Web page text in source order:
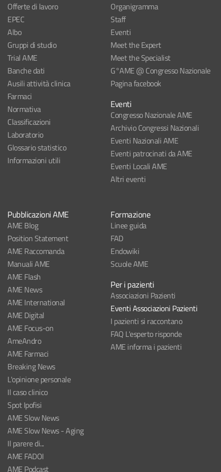
Offerte di lavoro
EPEC
Albo
Gruppi di studio
Trial AME
Banche dati
Ausili attività clinica
Farmaci
Normativa
Classificazioni
Laboratorio
Glossario statistico
Informazioni utili
Organigramma
Staff
Eventi
Meet the Expert
Meet the Specialist
G°AME @ Congresso Nazionale
Pagina facebook
Eventi
Congresso Nazionale AME
Archivio Congressi Nazionali
Eventi Nazionali AME
Eventi patrocinati da AME
Eventi Locali AME
Altri eventi
Pubblicazioni AME
AME Blog
Position Statement
AME Raccomanda
Manuali AME
AME Flash
AME News
AME International
AME Digital
AME Focus-on
AmeAndro
AME Farmaci
Breaking News
L'opinione personale
Il caso clinico
Spot Ipofisi
AME Slow News
AME Slow News - Aging
Il parere di...
AME FADOI
AME Podcast
Formazione
Linee guida
FAD
Endowiki
Scuole AME
Per i pazienti
Associazioni Pazienti
Eventi Associazioni Pazienti
I pazienti si raccontano
FAQ L'esperto risponde
AME informa i pazienti